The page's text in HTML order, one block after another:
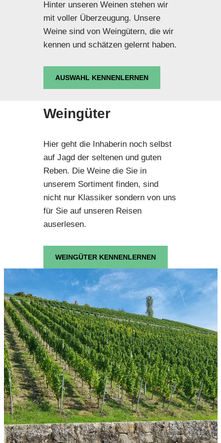
Hinter unseren Weinen stehen wir
mit voller Überzeugung. Unsere
Weine sind von Weingütern, die wir
kennen und schätzen gelernt haben.
AUSWAHL KENNENLERNEN
Weingüter
Hier geht die Inhaberin noch selbst
auf Jagd der seltenen und guten
Reben. Die Weine die Sie in
unserem Sortiment finden, sind
nicht nur Klassiker sondern von uns
für Sie auf unseren Reisen
auserlesen.
WEINGÜTER KENNENLERNEN